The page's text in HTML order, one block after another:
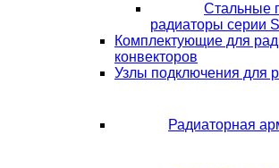
Стальные
радиаторы серии
Комплектующие для
конвекторов
Узлы подключения для
Радиаторная